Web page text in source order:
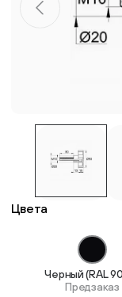
Цвета
Черный (RAL
Предзаказ
Стулья
Система